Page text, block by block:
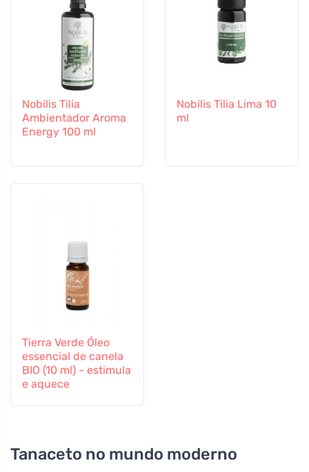
Nobilis Tilia
Ambientador Aroma
Energy 100 ml
Nobilis Tilia Lima 10
ml
Tierra Verde Óleo
essencial de canela
BIO (10 ml) - estimula
e aquece
Tanaceto no mundo moderno